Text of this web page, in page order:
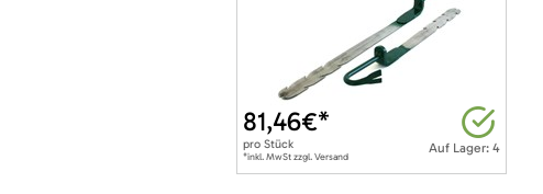
Auf Lager: 4
81,46€*
pro Stück
*inkl. MwSt zzgl. Versand